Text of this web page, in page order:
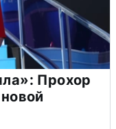
Прохор